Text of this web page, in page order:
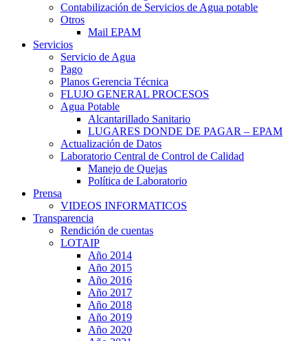
Contabilización de Servicios de Agua potable
Otros
Mail EPAM
Servicios
Servicio de Agua
Pago
Planos Gerencia Técnica
FLUJO GENERAL PROCESOS
Agua Potable
Alcantarillado Sanitario
LUGARES DONDE DE PAGAR – EPAM
Actualización de Datos
Laboratorio Central de Control de Calidad
Manejo de Quejas
Política de Laboratorio
Prensa
VIDEOS INFORMATICOS
Transparencia
Rendición de cuentas
LOTAIP
Año 2014
Año 2015
Año 2016
Año 2017
Año 2018
Año 2019
Año 2020